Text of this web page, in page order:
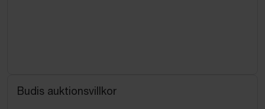
Budis auktionsvillkor